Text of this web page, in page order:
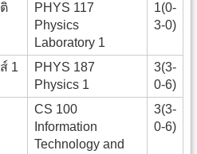
PHYS 117
Physics
Laboratory 1
1(0-
3-0)
1
PHYS 187
Physics 1
3(3-
0-6)
CS 100
Information
Technology and
3(3-
0-6)